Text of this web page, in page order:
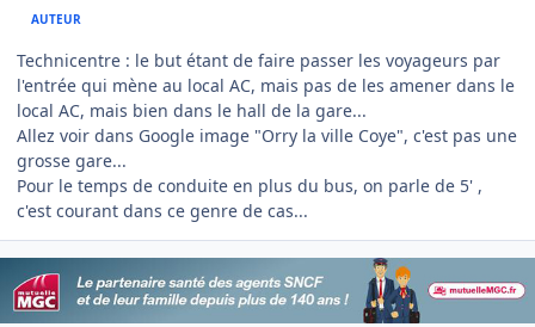
AUTEUR
Technicentre : le but étant de faire passer les voyageurs par
l'entrée qui mène au local AC, mais pas de les amener dans le
local AC, mais bien dans le hall de la gare...
Allez voir dans Google image "Orry la ville Coye", c'est pas une
grosse gare...
Pour le temps de conduite en plus du bus, on parle de 5' ,
c'est courant dans ce genre de cas...